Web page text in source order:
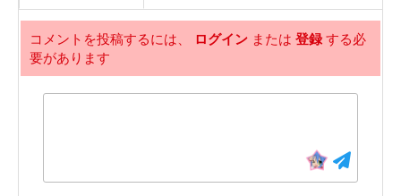
3年前
コメントを投稿するには、 ログイン または 登録する必
要があります